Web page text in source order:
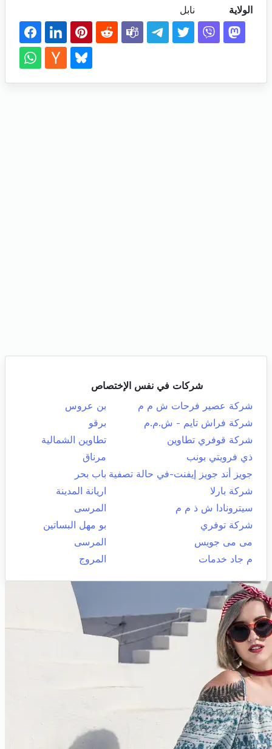
الولاية نابل
شركات في نفس الإختصاص
شركة عصير فرحات ش م م
بن عروس
شركة فراش تايم - ش.م.م
برقو
شركة قوفري تطاوين
تطاوين الشمالية
ذي فرويتي بونب
مرناق
جويز أند جويز إيفنت-في حالة تصفية باب بحر
شركة بارلا
اريانة المدينة
سيترونادا ش ذ م م
المرسى
شركة توفري
بو مهل البساتين
مى مى جويس
المرسى
م جاد خدمات
المروج